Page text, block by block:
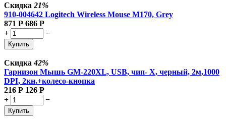
Скидка 21%
910-004642 Logitech Wireless Mouse M170, Grey
871 Р 686 Р
+
−
Купить
Скидка42%
Гарнизон Мышь GM-220XL, USB, чип- Х, черный, 2м,1000
DPI, 2кн.+колесо-кнопка
216 Р 126 Р
+
−
Купить